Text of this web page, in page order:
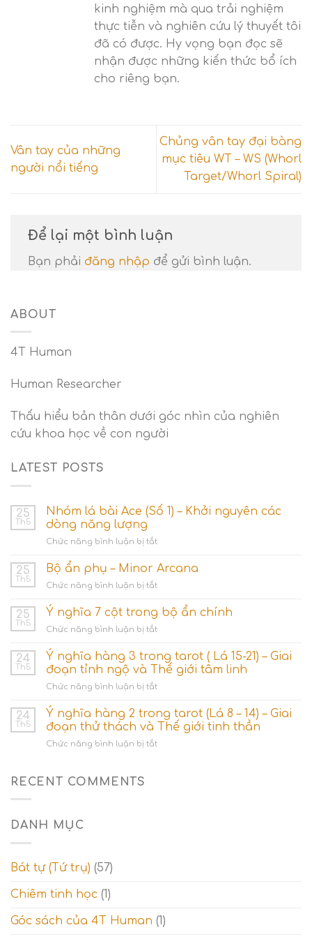
kinh nghiệm mà qua trải nghiệm
thực tiễn và nghiên cứu lý thuyết tôi
đã có được. Hy vọng bạn đọc sẽ
nhận được những kiến thức bổ ích
cho riêng bạn.
Vân tay của những
người nổi tiếng
Chủng vân tay đại bàng
mục tiêu WT – WS (Whorl
Target/Whorl Spiral)
Để lại một bình luận
Bạn phải đăng nhập để gửi bình luận.
ABOUT
4T Human
Human Researcher
Thấu hiểu bản thân dưới góc nhìn của nghiên
cứu khoa học về con người
LATEST POSTS
25
Th5
Nhóm lá bài Ace (Số 1) – Khởi nguyên các
dòng năng lượng
Chức năng bình luận bị tắtở
lá
Ace
1)
các
dòng
25
Th5
Bộ ẩn phụ – Minor Arcana
Chức năng bình luận bị tắtở
ẩn
phụ
–
Arcana
25
Th5
Ý nghĩa 7 cột trong bộ ẩn chính
Chức năng bình luận bị tắtở
nghĩa
7
cột
trong
ẩn
chính
24
Th5
Ý nghĩa hàng 3 trong tarot ( Lá 15-21) – Giai
đoạn tỉnh ngộ và Thế giới tâm linh
Chức năng bình luận bị tắtở
nghĩa
hàng
3
trong
linh
24
Th5
Ý nghĩa hàng 2 trong tarot (Lá 8 – 14) – Giai
đoạn thử thách và Thế giới tinh thần
Chức năng bình luận bị tắtở
thách
RECENT COMMENTS
DANH MỤC
Bát tự (Tứ trụ) (57)
Chiêm tinh học (1)
Góc sách của 4T Human (1)